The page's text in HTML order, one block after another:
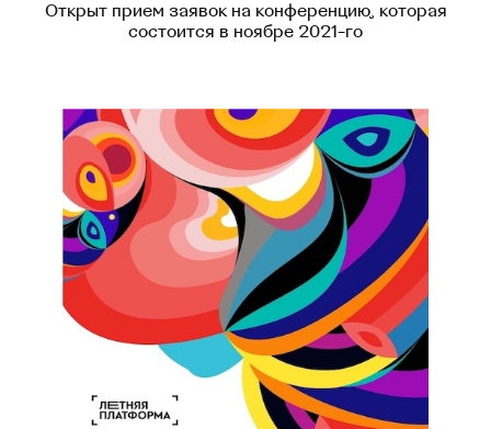
Открыт прием заявок на конференцию, которая
состоится в ноябре 2021-го